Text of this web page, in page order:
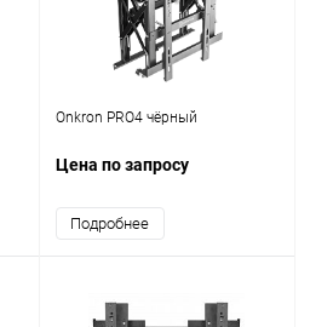
Onkron PRO4 чёрный
Цена по запросу
Подробнее